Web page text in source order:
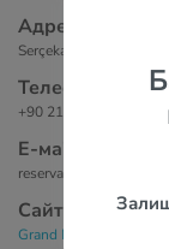
Адрес
Serçekale Sokak NO:1/
Телефоны
+90 212 482 30 40
Е-маil
Сайт
Grand Makel Hotel